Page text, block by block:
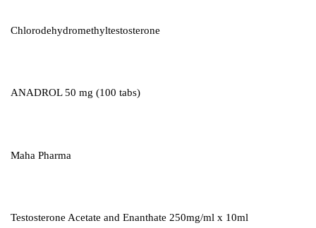
Chlorodehydromethyltestosterone
ANADROL 50 mg (100 tabs)
Maha Pharma
Testosterone Acetate and Enanthate 250mg/ml x 10ml